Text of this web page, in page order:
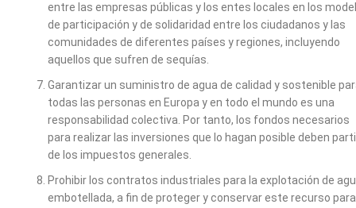
entre las empresas públicas y los entes locales en los
de participación y de solidaridad entre los ciudadanos y las
comunidades de diferentes países y regiones, incluyendo
aquellos que sufren de sequías.
Garantizar un suministro de agua de calidad y sostenible
todas las personas en Europa y en todo el mundo es una
responsabilidad colectiva. Por tanto, los fondos necesarios
para realizar las inversiones que lo hagan posible deben
de los impuestos generales.
Prohibir los contratos industriales para la explotación de
embotellada, a fin de proteger y conservar este recurso para